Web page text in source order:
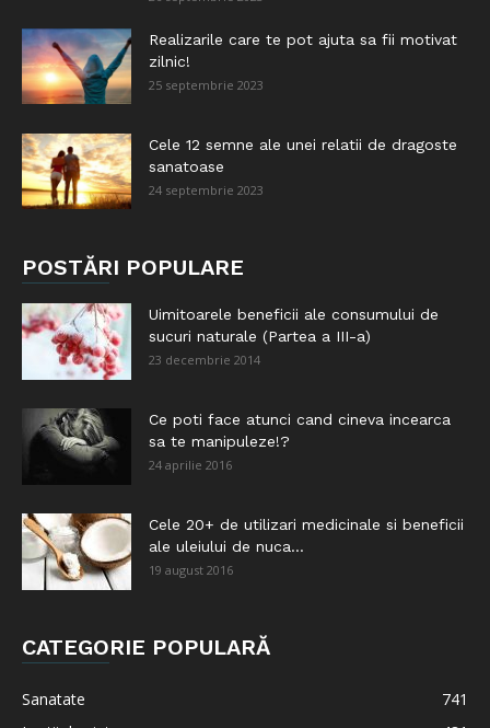
Realizarile care te pot ajuta sa fii motivat
zilnic!
25 septembrie 2023
Cele 12 semne ale unei relatii de dragoste
sanatoase
24 septembrie 2023
POSTĂRI POPULARE
Uimitoarele beneficii ale consumului de
sucuri naturale (Partea a III-a)
23 decembrie 2014
Ce poti face atunci cand cineva incearca
sa te manipuleze!?
24 aprilie 2016
Cele 20+ de utilizari medicinale si beneficii
ale uleiului de nuca...
19 august 2016
CATEGORIE POPULARĂ
Sanatate
741